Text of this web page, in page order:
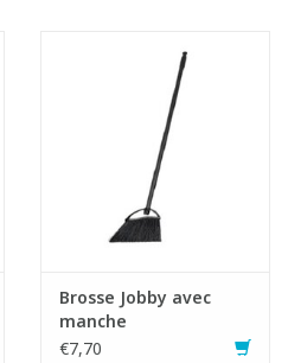
Brosse Jobby avec
manche
€7,70